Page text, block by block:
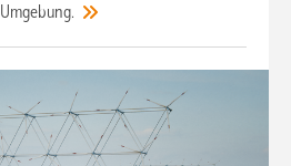
Umgebung.